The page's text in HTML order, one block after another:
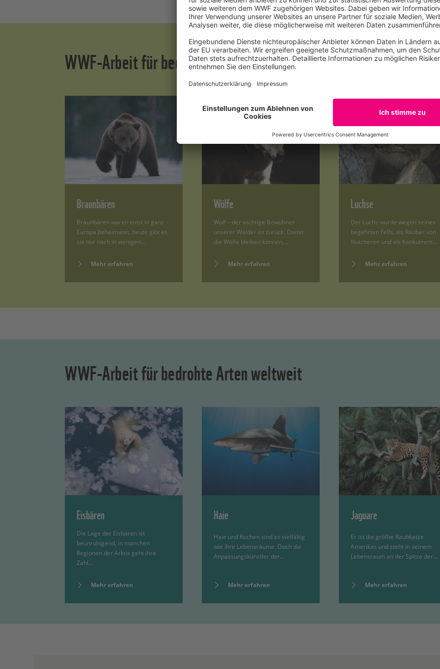
WWF-Arbeit für bedrohte Arten in Europa
Braunbären
Braunbären waren einst in ganz
Europa beheimatet, heute gibt es
sie nur noch in wenigen…
Mehr erfahren
Wölfe
Wolf – der wichtige Bewohner
unserer Wälder ist zurück. Damit
die Wölfe bleiben können,…
Mehr erfahren
Luchse
Der Luchs wurde wegen seines
begehrten Fells, als Räuber von
Nutztieren und als Konkurrent…
Mehr erfahren
WWF-Arbeit für bedrohte Arten weltweit
Eisbären
Die Lage der Eisbären ist
beunruhigend, in manchen
Regionen der Arktis geht ihre
Zahl…
Mehr erfahren
Haie
Haie und Rochen sind so vielfältig
wie ihre Lebensräume. Doch die
Anpassungskünstler der…
Mehr erfahren
Jaguare
Er ist die größte Raubkatze
Amerikas und steht in seinem
Lebensraum an der Spitze der…
Mehr erfahren